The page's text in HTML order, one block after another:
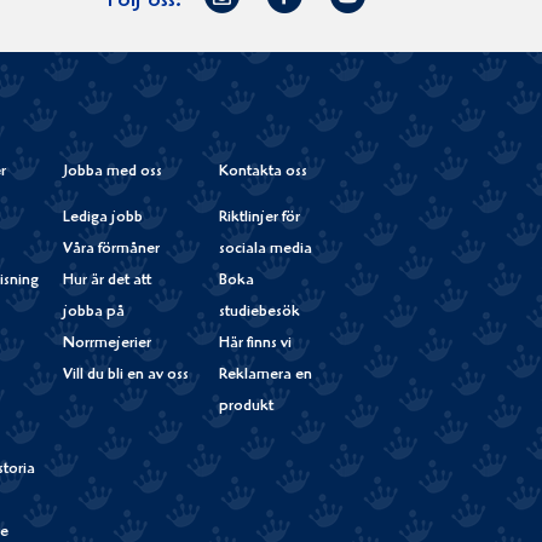
Instagram
Jobba med oss
Lediga jobb
Våra förmåner
Hur är det att
jobba på
Norrmejerier
Vill du bli en av oss
Kontakta oss
Riktlinjer för
sociala media
Boka
studiebesök
Här finns vi
Reklamera en
produkt